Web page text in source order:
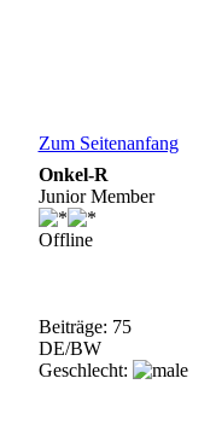
Zum Seitenanfang
Onkel-R
Junior Member
Offline
Beiträge: 75
DE/BW
Geschlecht: